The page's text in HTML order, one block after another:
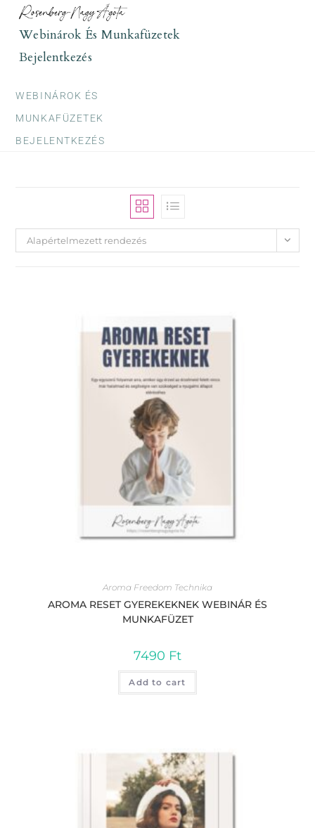
contentWebinárok És Munkafüzetek
Bejelentkezés
WEBINÁROK ÉS
MUNKAFÜZETEK
BEJELENTKEZÉS
Alapértelmezett rendezés
Aroma Freedom Technika
AROMA RESET GYEREKEKNEK WEBINÁR ÉS
MUNKAFÜZET
7490 Ft
Add to cart